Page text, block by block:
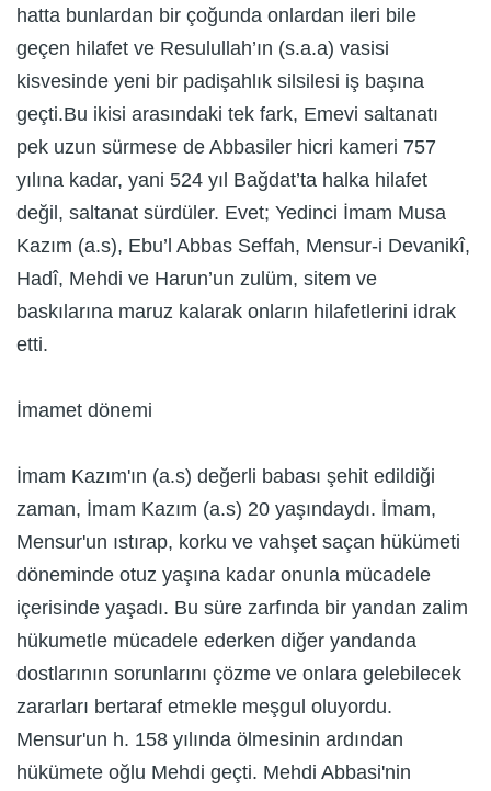
hatta bunlardan bir çoğunda onlardan ileri bile
geçen hilafet ve Resulullah’ın (s.a.a) vasisi
kisvesinde yeni bir padişahlık silsilesi iş başına
geçti.Bu ikisi arasındaki tek fark, Emevi saltanatı
pek uzun sürmese de Abbasiler hicri kameri 757
yılına kadar, yani 524 yıl Bağdat’ta halka hilafet
değil, saltanat sürdüler. Evet; Yedinci İmam Musa
Kazım (a.s), Ebu’l Abbas Seffah, Mensur-i Devanikî,
Hadî, Mehdi ve Harun’un zulüm, sitem ve
baskılarına maruz kalarak onların hilafetlerini idrak
etti.
İmamet dönemi
İmam Kazım'ın (a.s) değerli babası şehit edildiği
zaman, İmam Kazım (a.s) 20 yaşındaydı. İmam,
Mensur'un ıstırap, korku ve vahşet saçan hükümeti
döneminde otuz yaşına kadar onunla mücadele
içerisinde yaşadı. Bu süre zarfında bir yandan zalim
hükumetle mücadele ederken diğer yandanda
dostlarının sorunlarını çözme ve onlara gelebilecek
zararları bertaraf etmekle meşgul oluyordu.
Mensur'un h. 158 yılında ölmesinin ardından
hükümete oğlu Mehdi geçti. Mehdi Abbasi'nin